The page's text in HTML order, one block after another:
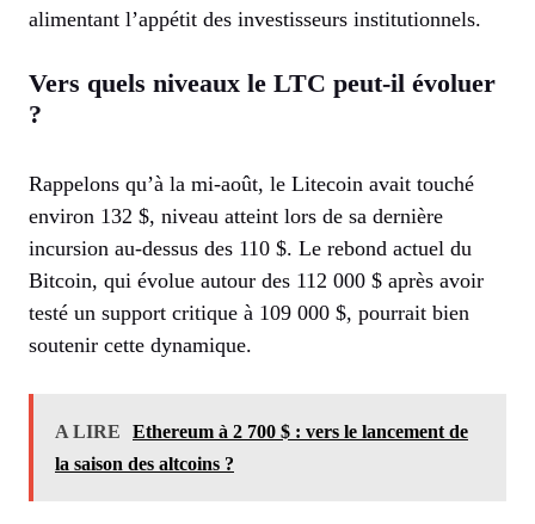
alimentant l’appétit des investisseurs institutionnels.
Vers quels niveaux le LTC peut-il évoluer
?
Rappelons qu’à la mi-août, le Litecoin avait touché
environ 132 $, niveau atteint lors de sa dernière
incursion au-dessus des 110 $. Le rebond actuel du
Bitcoin, qui évolue autour des 112 000 $ après avoir
testé un support critique à 109 000 $, pourrait bien
soutenir cette dynamique.
A LIRE
Ethereum à 2 700 $ : vers le lancement de
la saison des altcoins ?